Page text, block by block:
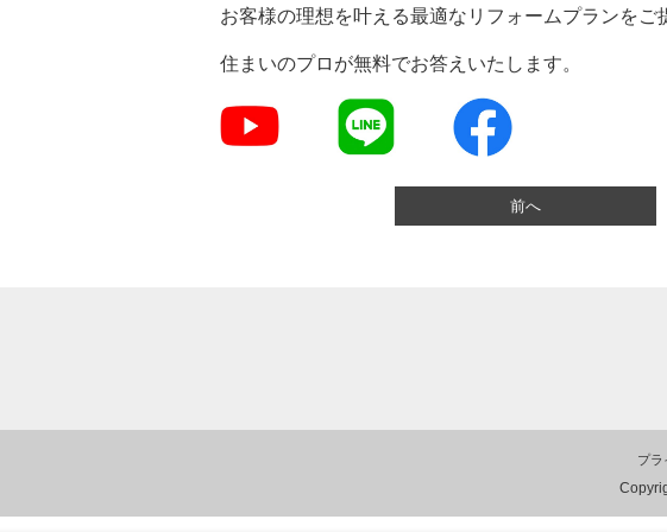
お客様の理想を叶える最適なリフォームプランをご
住まいのプロが無料でお答えいたします。
前へ
プラ